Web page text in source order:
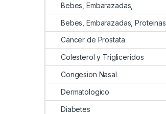
Bebes, Embarazadas,
Bebes, Embarazadas, Proteinas,
Cancer de Prostata
Colesterol y Trigliceridos
Congesion Nasal
Dermatologico
Diabetes